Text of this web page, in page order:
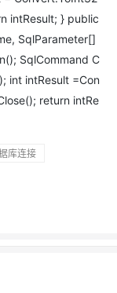
intResult; } public
SqlParameter[]
SqlCommand C
int intResult =Con
return intRe
库连接